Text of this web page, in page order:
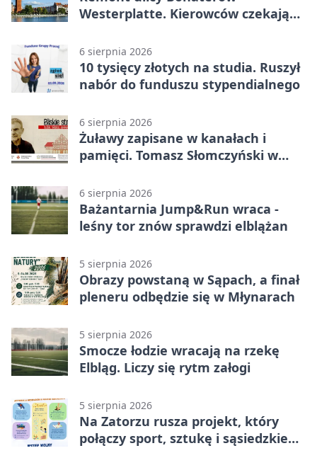
Westerplatte. Kierowców czekają
6 sierpnia 2026
10 tysięcy złotych na studia. Ruszył
nabór do funduszu stypendialnego
6 sierpnia 2026
Żuławy zapisane w kanałach i
pamięci. Tomasz Słomczyński w
6 sierpnia 2026
Bażantarnia Jump&Run wraca -
leśny tor znów sprawdzi elblążan
5 sierpnia 2026
Obrazy powstaną w Sąpach, a finał
pleneru odbędzie się w Młynarach
5 sierpnia 2026
Smocze łodzie wracają na rzekę
Elbląg. Liczy się rytm załogi
5 sierpnia 2026
Na Zatorzu rusza projekt, który
połączy sport, sztukę i sąsiedzkie